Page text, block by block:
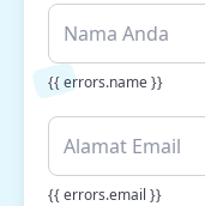
{{ errors.name }}
{{ errors.email }}